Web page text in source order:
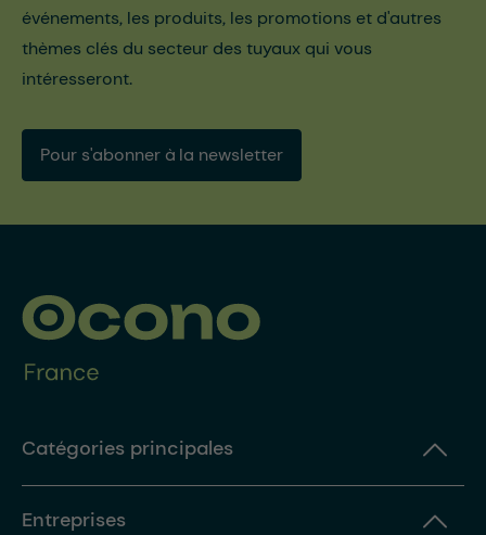
événements, les produits, les promotions et d'autres
thèmes clés du secteur des tuyaux qui vous
intéresseront.
Pour s'abonner à la newsletter
Catégories principales
Entreprises